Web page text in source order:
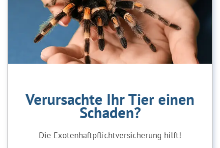
Verursachte Ihr Tier einen
Schaden?
Die Exotenhaftpflichtversicherung hilft!